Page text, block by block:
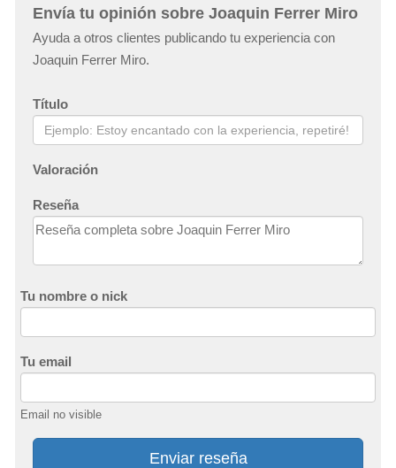
Envía tu opinión sobre Joaquin Ferrer Miro
Ayuda a otros clientes publicando tu experiencia con
Joaquin Ferrer Miro.
Título
Valoración
Reseña
Tu nombre o nick
Tu email
Email no visible
Enviar reseña